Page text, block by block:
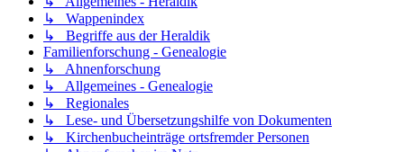
↳ Wappenindex
↳ Begriffe aus der Heraldik
Familienforschung - Genealogie
↳ Ahnenforschung
↳ Allgemeines - Genealogie
↳ Regionales
↳ Lese- und Übersetzungshilfe von Dokumenten
↳ Kirchenbucheinträge ortsfremder Personen